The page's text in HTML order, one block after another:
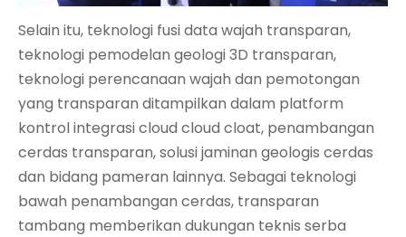
Selain itu, teknologi fusi data wajah transparan,
teknologi pemodelan geologi 3D transparan,
teknologi perencanaan wajah dan pemotongan
yang transparan ditampilkan dalam platform
kontrol integrasi cloud cloud cloat, penambangan
cerdas transparan, solusi jaminan geologis cerdas
dan bidang pameran lainnya. Sebagai teknologi
bawah penambangan cerdas, transparan
tambang memberikan dukungan teknis serba